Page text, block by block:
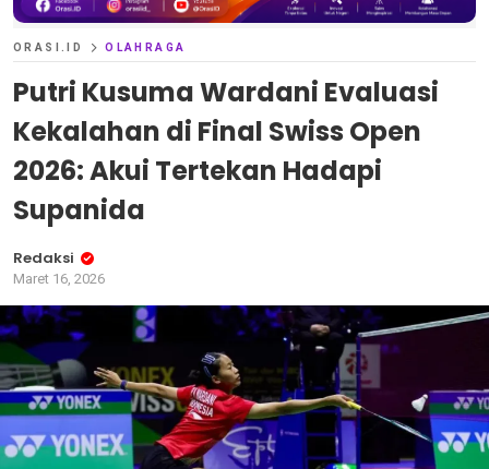
ORASI.ID OLAHRAGA
Putri Kusuma Wardani Evaluasi
Kekalahan di Final Swiss Open
2026: Akui Tertekan Hadapi
Supanida
Redaksi
Maret 16, 2026